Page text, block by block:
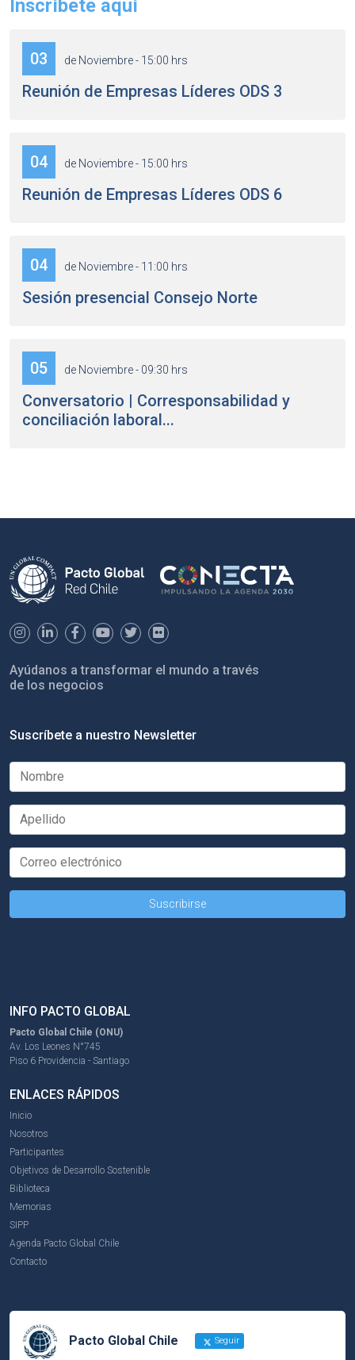
Inscríbete aquí
03 de Noviembre - 15:00 hrs
Reunión de Empresas Líderes ODS 3
04 de Noviembre - 15:00 hrs
Reunión de Empresas Líderes ODS 6
04 de Noviembre - 11:00 hrs
Sesión presencial Consejo Norte
05 de Noviembre - 09:30 hrs
Conversatorio | Corresponsabilidad y
conciliación laboral...
Ayúdanos a transformar el mundo a través
de los negocios
Suscríbete a nuestro Newsletter
INFO PACTO GLOBAL
Pacto Global Chile (ONU)
Av. Los Leones N°745
Piso 6 Providencia - Santiago
ENLACES RÁPIDOS
Inicio
Nosotros
Participantes
Objetivos de Desarrollo Sostenible
Biblioteca
Memorias
SIPP
Agenda Pacto Global Chile
Contacto
Pacto Global Chile Seguir